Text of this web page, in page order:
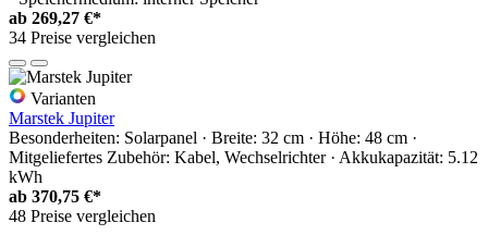
ab 269,27 €*
34 Preise vergleichen
Varianten
Marstek Jupiter
Besonderheiten: Solarpanel · Breite: 32 cm · Höhe: 48 cm ·
Mitgeliefertes Zubehör: Kabel, Wechselrichter · Akkukapazität: 5.12
kWh
ab 370,75 €*
48 Preise vergleichen